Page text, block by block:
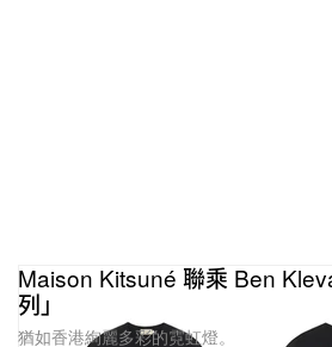
Maison Kitsuné 聯乘 Ben
列」
猶如香港絢麗多彩的霓虹燈。